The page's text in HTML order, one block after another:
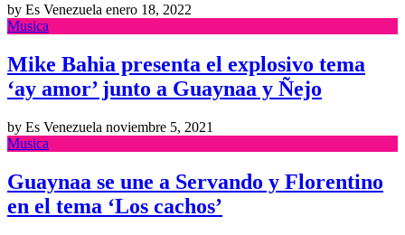
by Es Venezuela enero 18, 2022
Musica
Mike Bahia presenta el explosivo tema
‘ay amor’ junto a Guaynaa y Ñejo
by Es Venezuela noviembre 5, 2021
Musica
Guaynaa se une a Servando y Florentino
en el tema ‘Los cachos’